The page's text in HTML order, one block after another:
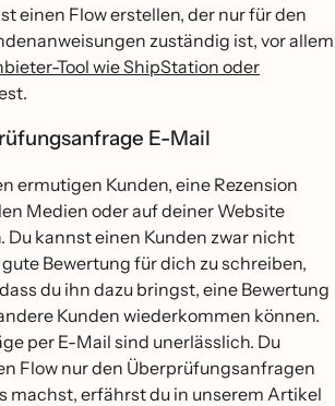
einen Flow erstellen, der nur für den
zuständig ist, vor allem
Tool wie ShipStation oder
E-Mail
ermutigen Kunden, eine Rezension
Medien oder auf deiner Website
Du kannst einen Kunden zwar nicht
Bewertung für dich zu schreiben,
du ihn dazu bringst, eine Bewertung
Kunden wiederkommen können.
per E-Mail sind unerlässlich. Du
Flow nur den Überprüfungsanfragen
machst, erfährst du in unserem Artikel